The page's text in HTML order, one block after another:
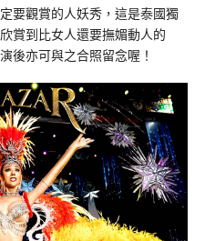
要觀賞的人妖秀，這是泰國獨
賞到比女人還要撫媚動人的
後亦可與之合照留念喔！